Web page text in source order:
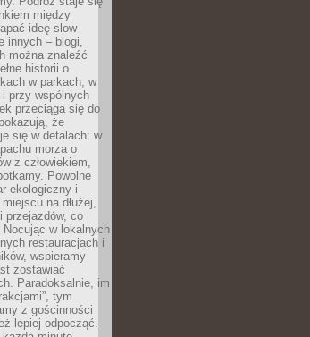
między
ideę slow
innych – blogi,
można znaleźć
historii o
w parkach, w
przy wspólnych
przeciąga się do
że
się w detalach: w
morza o
z człowiekiem,
Powolne
ekologiczny i
na dłużej,
przejazdów, co
w lokalnych
restauracjach i
wspieramy
zostawiać
Paradoksalnie, im
tym
z gościnności
lepiej odpocząć.